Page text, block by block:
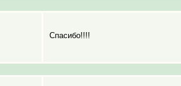
Спасибо!!!!